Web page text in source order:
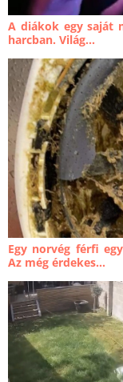
A diákok egy saját
harcban. Világ...
Egy norvég férfi
Az még érdekes...